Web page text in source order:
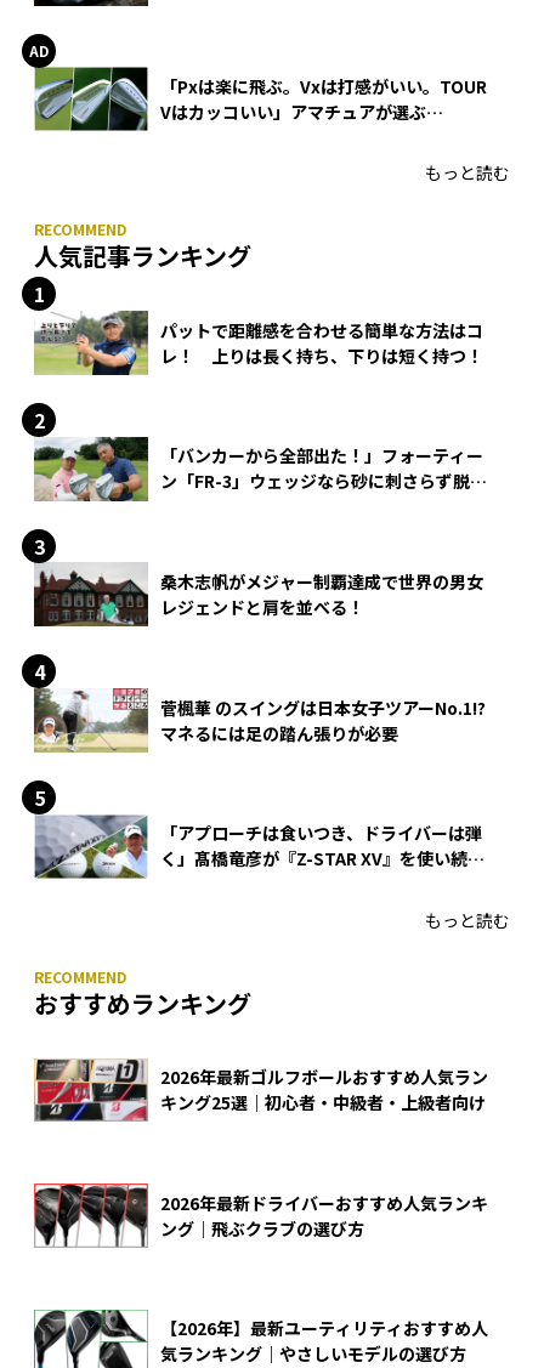
「Pxは楽に飛ぶ。Vxは打感がいい。TOUR
Vはカッコいい」アマチュアが選ぶ
もっと読む
人気記事ランキング
パットで距離感を合わせる簡単な方法はコ
レ！ 上りは長く持ち、下りは短く持つ！
「バンカーから全部出た！」フォーティー
ン「FR-3」ウェッジなら砂に刺さらず脱出
桑木志帆がメジャー制覇達成で世界の男女
レジェンドと肩を並べる！
菅楓華 のスイングは日本女子ツアーNo.1!?
マネるには足の踏ん張りが必要
「アプローチは食いつき、ドライバーは弾
く」髙橋竜彦が『Z-STAR XV』を使い続け
もっと読む
おすすめランキング
2026年最新ゴルフボールおすすめ人気ラン
キング25選｜初心者・中級者・上級者向け
2026年最新ドライバーおすすめ人気ランキ
ング｜飛ぶクラブの選び方
【2026年】最新ユーティリティおすすめ人
気ランキング｜やさしいモデルの選び方